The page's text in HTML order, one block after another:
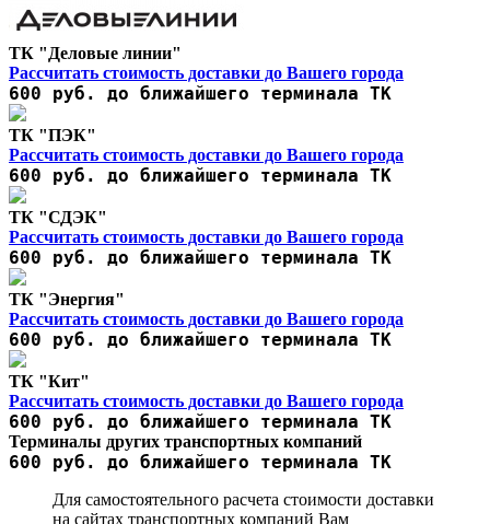
ТК "Деловые линии"
Рассчитать стоимость доставки до Вашего города
600 руб. до ближайшего терминала ТК
ТК "ПЭК"
Рассчитать стоимость доставки до Вашего города
600 руб. до ближайшего терминала ТК
ТК "СДЭК"
Рассчитать стоимость доставки до Вашего города
600 руб. до ближайшего терминала ТК
ТК "Энергия"
Рассчитать стоимость доставки до Вашего города
600 руб. до ближайшего терминала ТК
ТК "Кит"
Рассчитать стоимость доставки до Вашего города
600 руб. до ближайшего терминала ТК
Терминалы других транспортных компаний
600 руб. до ближайшего терминала ТК
Для самостоятельного расчета стоимости доставки
на сайтах транспортных компаний Вам